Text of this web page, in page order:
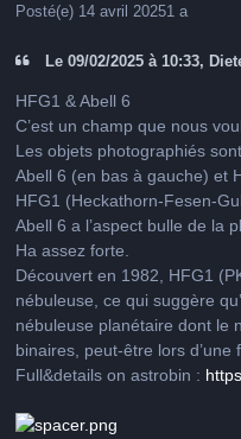
Posté(e) 14 avril 20251 a
Le 09/02/2025 à 10:33,
HFG1 & Abell 6
C’est un champ que nous
Les objets photographiés
Abell 6 (en bas à gauche) et
HFG1 (Heckathorn-Fesen-
Abell 6 a l’aspect bulle de la
Ha assez forte.
Découvert en 1982, HFG1
nébuleuse, ce qui suggère
nébuleuse planétaire dont le
binaires, peut-être lors
Full&details on astrobin :